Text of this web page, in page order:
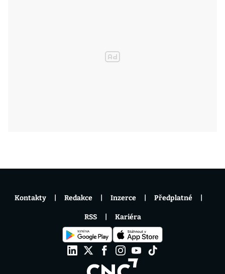
Kontakty Redakce Inzerce Předplatné
RSS Kariéra